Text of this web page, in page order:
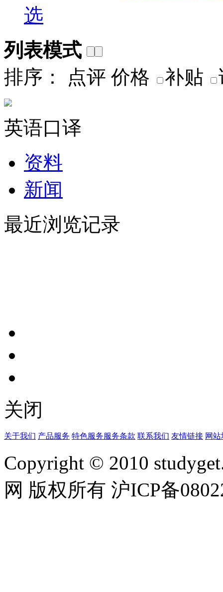
选
列表模式
排序：
点评 价格 补贴
英语口译
资料
新闻
最近浏览记录
关闭
关于我们 产品服务 特色服务服务条款 联系我们 友情链接 网
Copyright © 2010
网 版权所有 沪ICP备